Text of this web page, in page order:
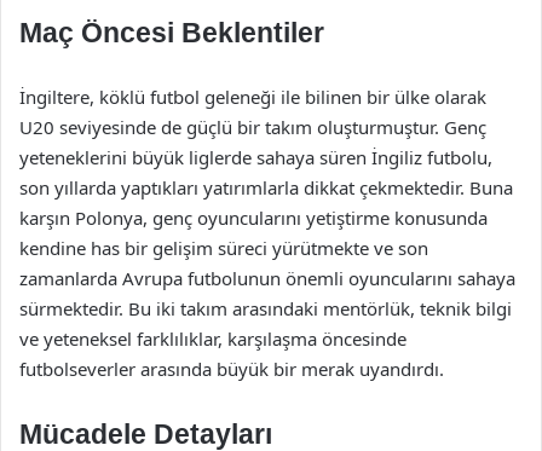
Maç Öncesi Beklentiler
İngiltere, köklü futbol geleneği ile bilinen bir ülke olarak
U20 seviyesinde de güçlü bir takım oluşturmuştur. Genç
yeteneklerini büyük liglerde sahaya süren İngiliz futbolu,
son yıllarda yaptıkları yatırımlarla dikkat çekmektedir. Buna
karşın Polonya, genç oyuncularını yetiştirme konusunda
kendine has bir gelişim süreci yürütmekte ve son
zamanlarda Avrupa futbolunun önemli oyuncularını sahaya
sürmektedir. Bu iki takım arasındaki mentörlük, teknik bilgi
ve yeteneksel farklılıklar, karşılaşma öncesinde
futbolseverler arasında büyük bir merak uyandırdı.
Mücadele Detayları